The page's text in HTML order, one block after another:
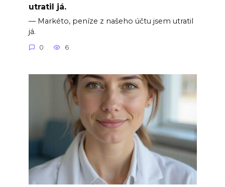
utratil já.
— Markéto, peníze z našeho účtu jsem utratil
já.
0 6